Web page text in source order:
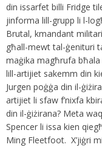
din issarfet billi Fridge
jinforma lill-grupp li l-
Brutal, kmandant
għall-mewt tal-ġenituri
maġika magħrufa bħala
lill-artijiet sakemm din
Jurgen poġġa din il-
artijiet li sfaw f’nixfa
din il-ġiżirana? Meta
Spencer li issa kien
Ming Fleetfoot. X’jiġri